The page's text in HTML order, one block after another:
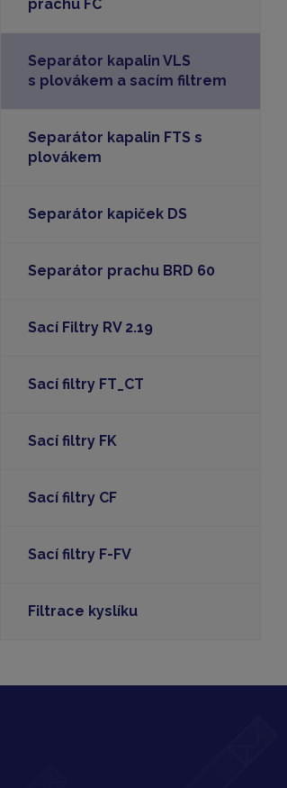
prachu FC
Separátor kapalin VLS
s plovákem a sacím filtrem
Separátor kapalin FTS s
plovákem
Separátor kapiček DS
Separátor prachu BRD 60
Sací Filtry RV 2.19
Sací filtry FT_CT
Sací filtry FK
Sací filtry CF
Sací filtry F-FV
Filtrace kyslíku